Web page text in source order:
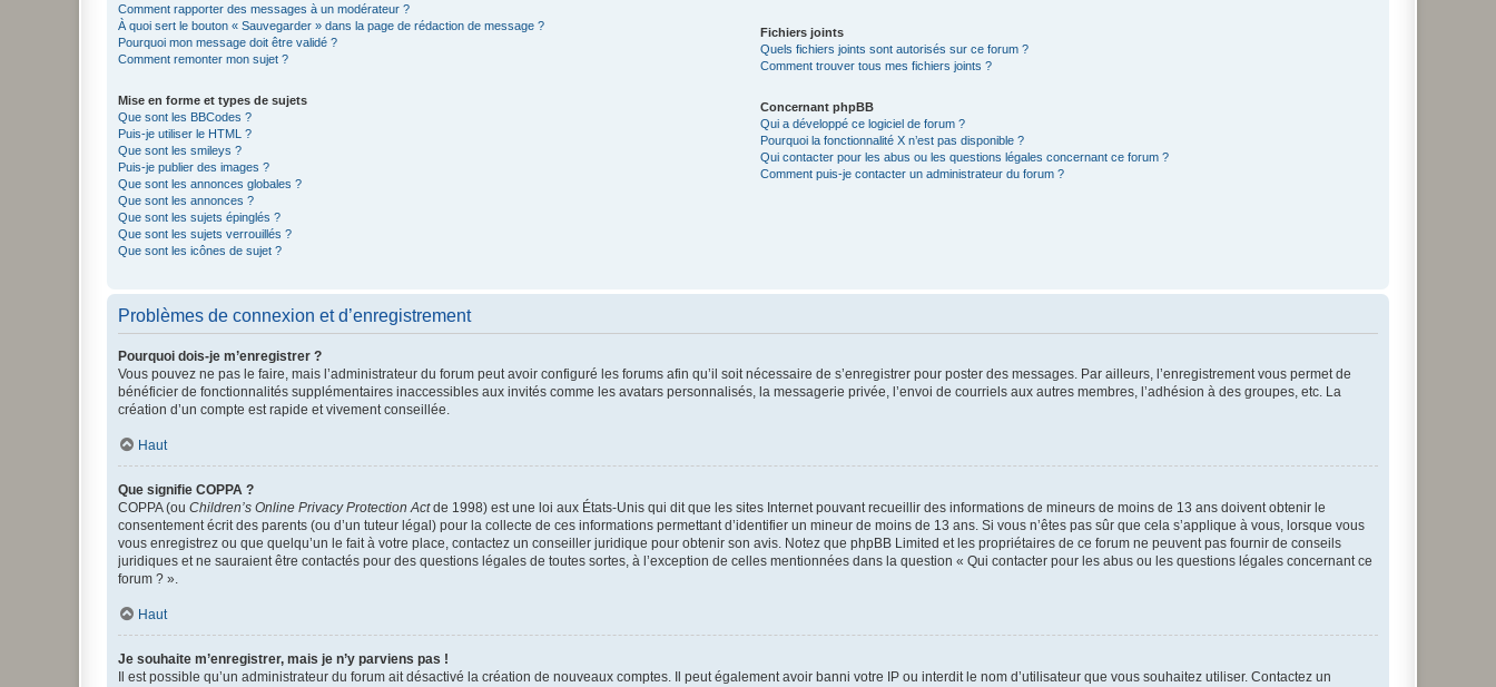
Comment rapporter des messages à un modérateur ?
À quoi sert le bouton « Sauvegarder » dans la page de rédaction de message ?
Pourquoi mon message doit être validé ?
Comment remonter mon sujet ?
Mise en forme et types de sujets
Que sont les BBCodes ?
Puis-je utiliser le HTML ?
Que sont les smileys ?
Puis-je publier des images ?
Que sont les annonces globales ?
Que sont les annonces ?
Que sont les sujets épinglés ?
Que sont les sujets verrouillés ?
Que sont les icônes de sujet ?
Fichiers joints
Quels fichiers joints sont autorisés sur ce forum ?
Comment trouver tous mes fichiers joints ?
Concernant phpBB
Qui a développé ce logiciel de forum ?
Pourquoi la fonctionnalité X n’est pas disponible ?
Qui contacter pour les abus ou les questions légales concernant ce forum ?
Comment puis-je contacter un administrateur du forum ?
Problèmes de connexion et d’enregistrement
Pourquoi dois-je m’enregistrer ?
Vous pouvez ne pas le faire, mais l’administrateur du forum peut avoir configuré les forums afin qu’il soit nécessaire de s’enregistrer pour poster des messages. Par ailleurs, l’enregistrement vous permet de
bénéficier de fonctionnalités supplémentaires inaccessibles aux invités comme les avatars personnalisés, la messagerie privée, l’envoi de courriels aux autres membres, l’adhésion à des groupes, etc. La
création d’un compte est rapide et vivement conseillée.
Haut
Que signifie COPPA ?
COPPA (ou Children’s Online Privacy Protection Actde 1998) est une loi aux États-Unis qui dit que les sites Internet pouvant recueillir des informations de mineurs de moins de 13 ans doivent obtenir le
consentement écrit des parents (ou d’un tuteur légal) pour la collecte de ces informations permettant d’identifier un mineur de moins de 13 ans. Si vous n’êtes pas sûr que cela s’applique à vous, lorsque vous
vous enregistrez ou que quelqu’un le fait à votre place, contactez un conseiller juridique pour obtenir son avis. Notez que phpBB Limited et les propriétaires de ce forum ne peuvent pas fournir de conseils
juridiques et ne sauraient être contactés pour des questions légales de toutes sortes, à l’exception de celles mentionnées dans la question « Qui contacter pour les abus ou les questions légales concernant ce
forum ? ».
Haut
Je souhaite m’enregistrer, mais je n’y parviens pas !
Il est possible qu’un administrateur du forum ait désactivé la création de nouveaux comptes. Il peut également avoir banni votre IP ou interdit le nom d’utilisateur que vous souhaitez utiliser. Contactez un